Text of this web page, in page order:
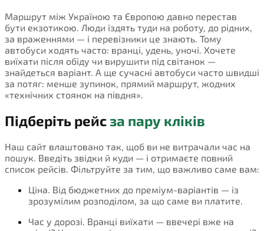
Маршрут між Україною та Європою давно перестав
бути екзотикою. Люди їздять туди на роботу, до рідних,
за враженнями — і перевізники це знають. Тому
автобуси ходять часто: вранці, удень, уночі. Хочете
виїхати після обіду чи вирушити під світанок —
знайдеться варіант. А ще сучасні автобуси часто швидші
за потяг: менше зупинок, прямий маршрут, жодних
«технічних стоянок на півдня».
Підберіть рейсза пару кліків
Наш сайт влаштовано так, щоб ви не витрачали час на
пошук. Введіть звідки й куди — і отримаєте повний
список рейсів. Фільтруйте за тим, що важливо саме вам:
Ціна. Від бюджетних до преміум-варіантів — із
зрозумілим розподілом, за що саме ви платите.
Час у дорозі. Вранці виїхати — ввечері вже на